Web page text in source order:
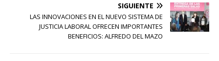
SIGUIENTE
LAS INNOVACIONES EN EL NUEVO SISTEMA DE
JUSTICIA LABORAL OFRECEN IMPORTANTES
BENEFICIOS: ALFREDO DEL MAZO